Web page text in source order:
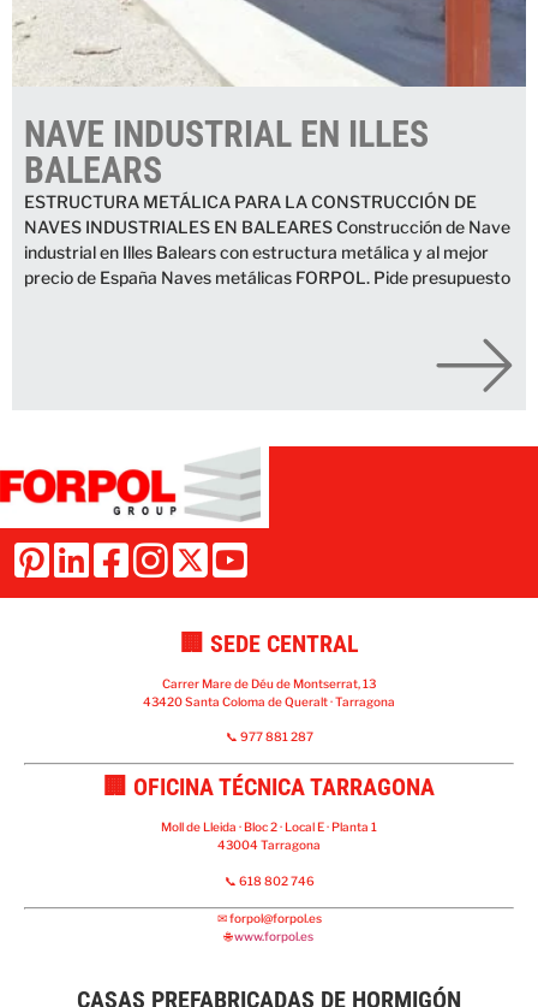
NAVE INDUSTRIAL EN ILLES
BALEARS
ESTRUCTURA METÁLICA PARA LA CONSTRUCCIÓN DE
NAVES INDUSTRIALES EN BALEARES Construcción de Nave
industrial en Illes Balears con estructura metálica y al mejor
precio de España Naves metálicas FORPOL. Pide presupuesto
🏢 SEDE CENTRAL
Carrer Mare de Déu de Montserrat, 13
43420 Santa Coloma de Queralt · Tarragona
📞 977 881 287
🏢 OFICINA TÉCNICA TARRAGONA
Moll de Lleida · Bloc 2 · Local E · Planta 1
43004 Tarragona
📞 618 802 746
✉forpol@forpol.es
🌐www.forpol.es
CASAS PREFABRICADAS DE HORMIGÓN